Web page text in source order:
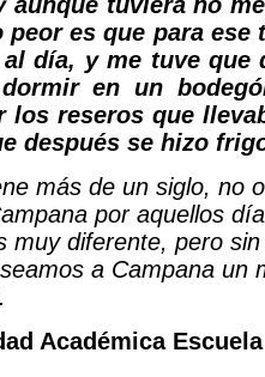
peor es que para ese
día, y me tuve que
en un
los reseros que
después se hizo
más de un siglo, no
por aquellos
muy diferente, pero
a Campana un
Académica